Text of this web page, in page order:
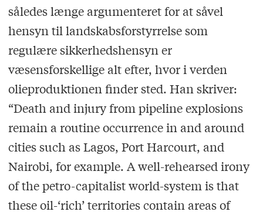
således længe argumenteret for at såvel
hensyn til landskabsforstyrrelse som
regulære sikkerhedshensyn er
væsensforskellige alt efter, hvor i verden
olieproduktionen finder sted. Han skriver:
“Death and injury from pipeline explosions
remain a routine occurrence in and around
cities such as Lagos, Port Harcourt, and
Nairobi, for example. A well-rehearsed irony
of the petro-capitalist world-system is that
these oil-‘rich’ territories contain areas of